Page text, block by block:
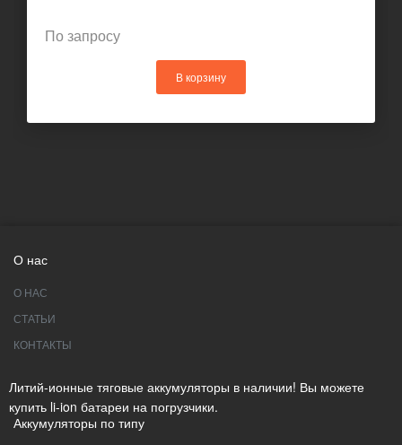
По запросу
В корзину
О нас
О НАС
СТАТЬИ
КОНТАКТЫ
Литий-ионные тяговые аккумуляторы в наличии! Вы можете
купить li-ion батареи на погрузчики.
Аккумуляторы по типу